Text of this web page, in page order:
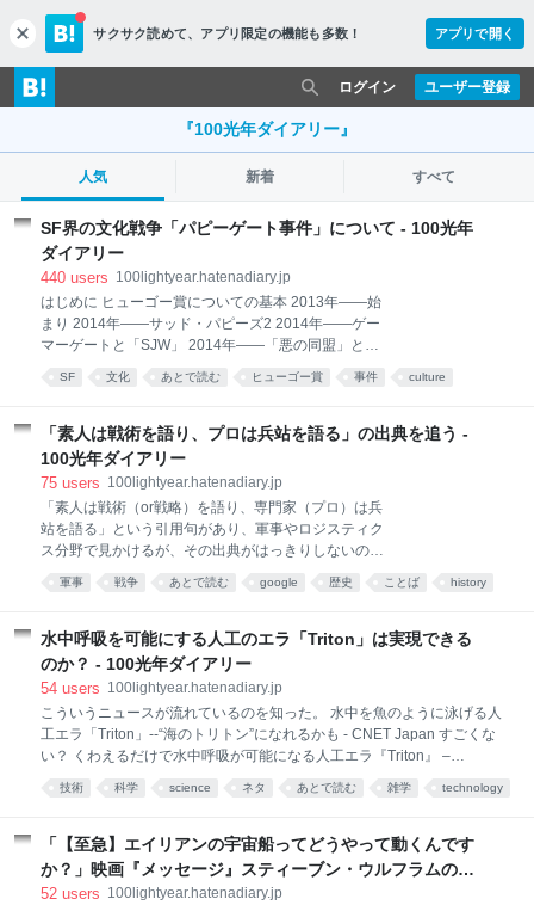
c
l
o
s
サクサク読めて、 アプリ限定の機能も多数！ アプリで開く
ユーザー登録
ログイン
『100光年ダイアリー』
人気 新着 すべて
SF界の文化戦争「パピーゲート事件」について - 100光年
ダイアリー
440 users 100lightyear.hatenadiary.jp
はじめに ヒューゴー賞についての基本 2013年――始
まり 2014年――サッド・パピーズ2 2014年――ゲー
マーゲートと「SJW」 2014年――「悪の同盟」とジ
ョン・C・ライト 2015年――サッド・パピーズ3とラ
ビッド・パピーズの登場 ヴォックス・デイについて
――ヒューゴー賞最終候補への影響 2015年――「該
当作なし」が続出した授賞式 2015年――アルフィー
賞、木星賞、不時着賞 あるパピーの視点から 事件に対
クスゲートとデイ キャンベル新人賞の改名 おわりに
――SFF読者と作家の男女比など 謝辞 追記1 追記2 追
記3 注釈に載せた以外の参照先 はじめに ケン・バーン
サイド（Ken Burnside）によるエッセイ The Hot
SF 文化 あとで読む ヒューゴー賞 事件 culture
「素人は戦術を語り、プロは兵站を語る」の出典を追う -
100光年ダイアリー
75 users 100lightyear.hatenadiary.jp
「素人は戦術（or戦略）を語り、専門家（プロ）は兵
站を語る」という引用句があり、軍事やロジスティク
ス分野で見かけるが、その出典がはっきりしないので
調べてみた。 元は日本語ではないようだが、英語で調
べるといくつものバリエーションがある。見かけたも
Amateurs think about tactics, but professionals think
about logistics. Amateurs talk about tactics, but
professionals study logistics. Amateurs talk about
study tactics, professionals study logistics.
軍事 戦争 あとで読む google 歴史 ことば history
水中呼吸を可能にする人工のエラ「Triton」は実現できる
のか？ - 100光年ダイアリー
54 users 100lightyear.hatenadiary.jp
こういうニュースが流れているのを知った。 水中を魚のように泳げる人
工エラ「Triton」--“海のトリトン”になれるかも - CNET Japan すごくな
い？ くわえるだけで水中呼吸が可能になる人工エラ『Triton』 –
DIGIMONO！（デジモノ！） 人間が魚気分を味わえる！水中で呼吸がで
きる人工エラ「トリトン」が爆発的支持を得て販売決定 : カラパイア
さな穴の空いた繊維が大量に詰められており、水から酸素を取り出す。
ただし、必要な量の酸素をリアルタイムに得ることは難しいので、水中
から取り出した酸素をコンプレッサで圧縮してタンクに貯め、これを人
技術 科学 science ネタ あとで読む 雑学 technology
「【至急】エイリアンの宇宙船ってどうやって動くんです
か？」映画『メッセージ』スティーブン・ウルフラムのSF
考証裏話 - 100光年ダイアリー
52 users 100lightyear.hatenadiary.jp